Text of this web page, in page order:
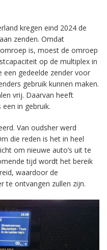
kregen eind 2024 de
zenden. Omdat
is, moest de omroep
op de multiplex in
een gedeelde zender voor
gebruik kunnen maken.
vrij. Daarvan heeft
in gebruik.
Van oudsher werd
die reden is het in heel
om nieuwe auto’s uit te
tijd wordt het bereik
waardoor de
te ontvangen zullen zijn.